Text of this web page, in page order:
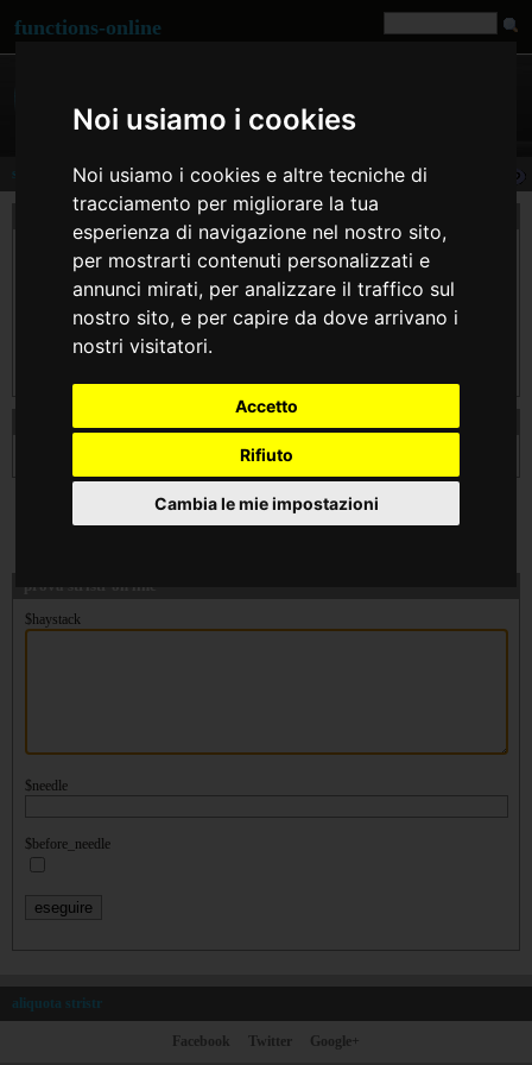
Noi usiamo i cookies
Noi usiamo i cookies e altre tecniche di
tracciamento per migliorare la tua
esperienza di navigazione nel nostro sito,
per mostrarti contenuti personalizzati e
annunci mirati, per analizzare il traffico sul
nostro sito, e per capire da dove arrivano i
nostri visitatori.
Accetto
Rifiuto
Cambia le mie impostazioni
functions-online
stristr
descrizione
Restituisce il contenuto di $haystack dalla prima occorrenza di $needle fino alla fine.
$needle e $haystack sono esaminati senza distinguere tra lettere maiuscole e
minuscole.
Se $needle non viene trovato, la funzione restituisce FALSE.
Se $needle non ? una stringa, viene convertito in un intero e si utilizza il valore
dichiarazione di stristr
( string $haystack , mixed $needle [, bool $before_needle ] )
prova stristr on line
$haystack
$needle
$before_needle
aliquota stristr
Facebook Twitter Google+